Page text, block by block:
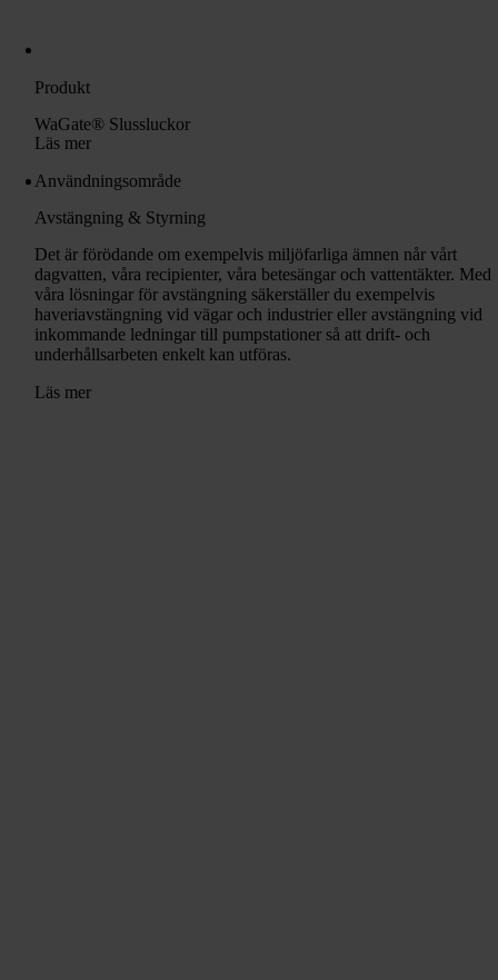
Produkt
WaGate® Slussluckor
Läs mer
Användningsområde
Avstängning & Styrning
Det är förödande om exempelvis miljöfarliga ämnen når vårt
dagvatten, våra recipienter, våra betesängar och vattentäkter. Med
våra lösningar för avstängning säkerställer du exempelvis
haveriavstängning vid vägar och industrier eller avstängning vid
inkommande ledningar till pumpstationer så att drift- och
underhållsarbeten enkelt kan utföras.
Läs mer